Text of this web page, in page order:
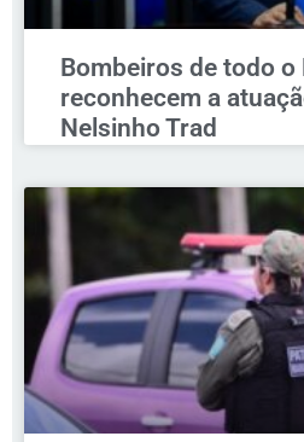
Bombeiros de todo o
reconhecem a
Nelsinho Trad